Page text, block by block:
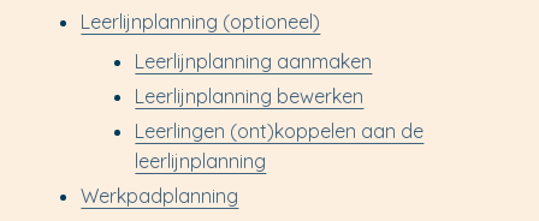
Leerlijnplanning (optioneel)
Leerlijnplanning aanmaken
Leerlijnplanning bewerken
Leerlingen (ont)koppelen aan de
leerlijnplanning
Werkpadplanning